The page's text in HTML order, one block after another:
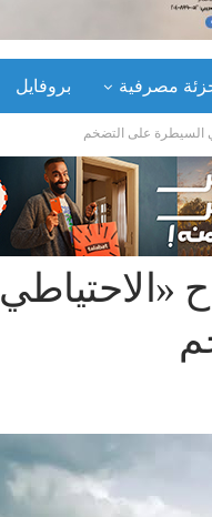
مصرفية بروفايل
السيطرة على التضخم
«الاحتياطي